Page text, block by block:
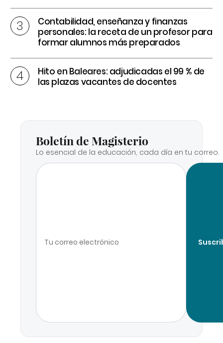
Contabilidad, enseñanza y finanzas
personales: la receta de un profesor para
formar alumnos más preparados
Hito en Baleares: adjudicadas el 99 % de
las plazas vacantes de docentes
Boletín de Magisterio
Lo esencial de la educación, cada día en tu correo.